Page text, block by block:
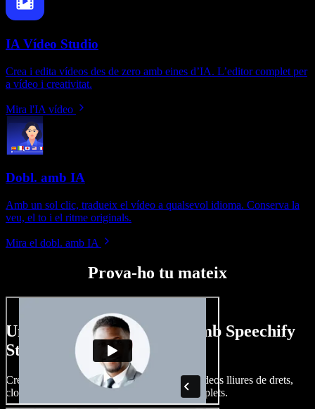
IA Vídeo Studio
Crea i edita vídeos des de zero amb eines d’IA. L’editor complet per
a vídeo i creativitat.
Mira l'IA vídeo
Dobl. amb IA
Amb un sol clic, tradueix el vídeo a qualsevol idioma. Conserva la
veu, el to i el ritme originals.
Mira el dobl. amb IA
Prova-ho tu mateix
Un tastet del que pots fer amb Speechify
Studio.
Crea dobl. de veu, afegeix imatges, àudio, vídeos lliures de drets,
clona veus i munta projectes multimèdia complets.